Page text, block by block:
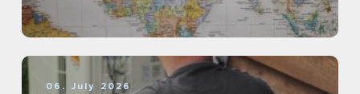
06. July 2026